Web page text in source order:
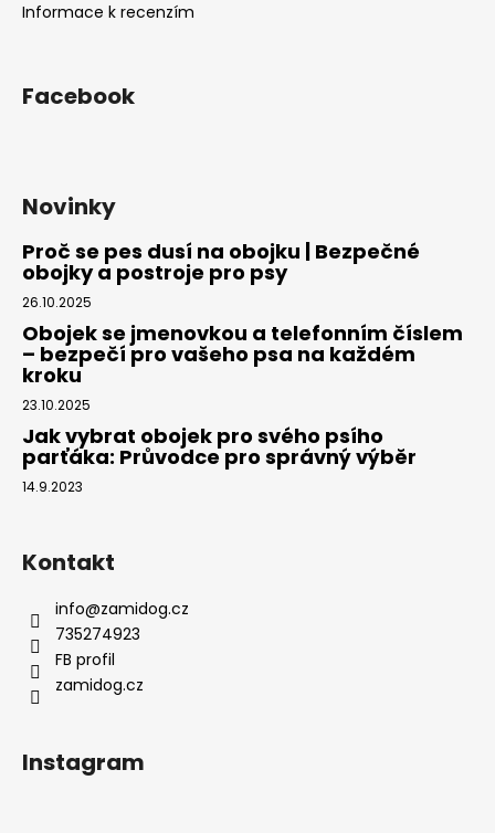
Informace k recenzím
Facebook
Novinky
Proč se pes dusí na obojku | Bezpečné
obojky a postroje pro psy
26.10.2025
Obojek se jmenovkou a telefonním číslem
– bezpečí pro vašeho psa na každém
kroku
23.10.2025
Jak vybrat obojek pro svého psího
parťáka: Průvodce pro správný výběr
14.9.2023
Kontakt
info@zamidog.cz
735274923
FB profil
zamidog.cz
Instagram